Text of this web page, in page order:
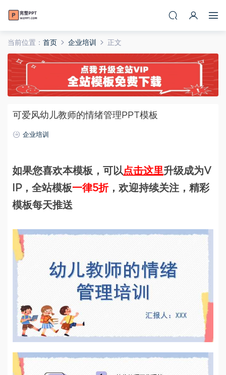
当前位置： 首页 企业培训 正文
可爱风幼儿教师的情绪管理PPT模板
企业培训
如果您喜欢本模板，可以点击这里升级成为V
IP，全站模板一律5折，欢迎持续关注，精彩
模板每天推送